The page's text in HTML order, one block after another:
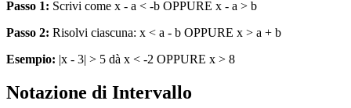
Passo 1: Scrivi come x - a < -b OPPURE x - a > b
Passo 2: Risolvi ciascuna: x < a - b OPPURE x > a + b
Esempio: |x - 3| > 5 dà x < -2 OPPURE x > 8
Notazione di Intervallo